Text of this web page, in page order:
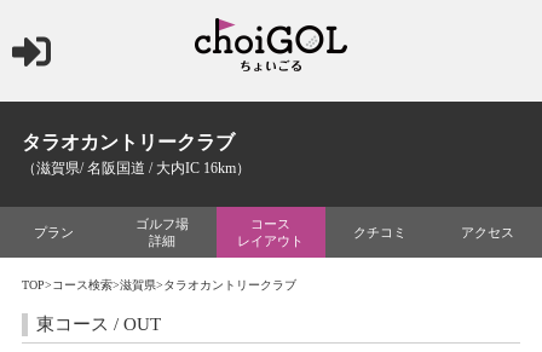
タラオカントリークラブ
（滋賀県/ 名阪国道 / 大内IC 16km）
プラン
ゴルフ場
詳細
コース
レイアウト
クチコミ アクセス
TOP>コース検索>滋賀県>タラオカントリークラブ
東コース / OUT